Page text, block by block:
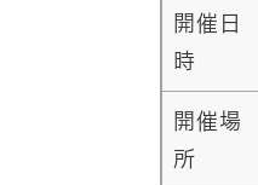
開催日
時
開催場
所